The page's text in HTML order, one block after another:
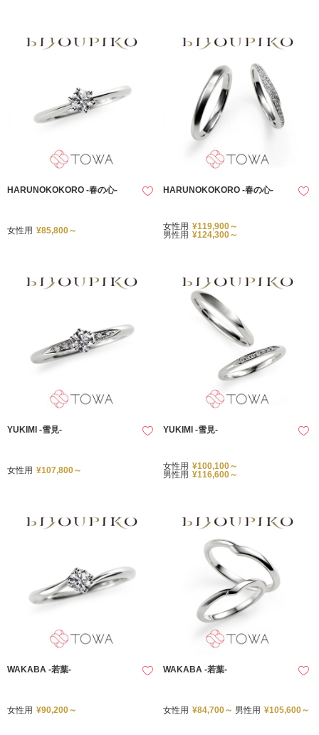
HARUNOKOKORO -春の心-
女性用 ¥85,800～
HARUNOKOKORO -春の心-
女性用 ¥119,900～
男性用 ¥124,300～
YUKIMI -雪見-
女性用 ¥107,800～
YUKIMI -雪見-
女性用 ¥100,100～
男性用 ¥116,600～
WAKABA -若葉-
女性用 ¥90,200～
WAKABA -若葉-
女性用 ¥84,700～ 男性用 ¥105,600～